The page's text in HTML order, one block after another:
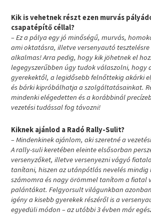
Kik is vehetnek részt ezen murvás
csapatépítő céllal?
– Ez a pálya egy jó minőségű, murvás,
ami oktatásra, illetve versenyautó
alkalmas! Arra pedig, hogy kik jöhetnek el
legegyszerűbben úgy tudok válaszolni, hogy
gyerekektől, a legidősebb felnőttekig akárki
és bárki kipróbálhatja a szolgáltatásainkat.
mindenki elégedetten és a korábbinál
vezetési tudással fog távozni!
Kiknek ajánlod a Radó Rally-Sulit?
– Mindenkinek ajánlom, aki szeretné a
A rally-suli keretében eleinte elsősorban
versenyzőket, illetve versenyezni vágyó
tanítani, hiszen az utánpótlás nevelés mindig
számomra és nagy örömmel tanítom a fiatal
palántákat. Felgyorsult világunkban
igény a kisebb gyerekek részéről is a
egyedüli módon – az utóbbi 3 évben már